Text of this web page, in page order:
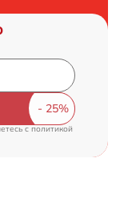
cполитикой